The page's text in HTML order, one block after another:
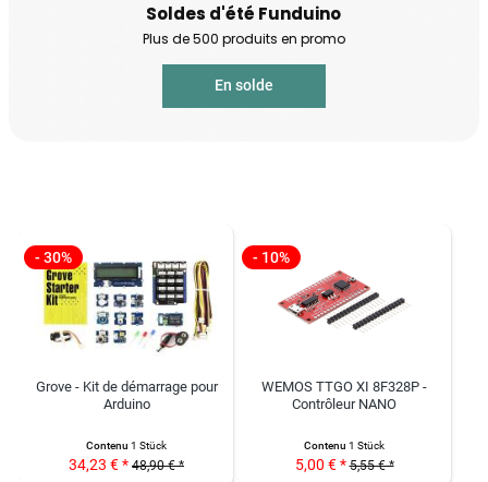
- 30%
Grove - Kit de démarrage pour
Arduino
Contenu 1 Stück
34,23 € * 48,90 € *
- 10%
WEMOS TTGO XI 8F328P -
Contrôleur NANO
Contenu 1 Stück
5,00 € * 5,55 € *
Soldes d'été Funduino
Plus de 500 produits en promo
En solde